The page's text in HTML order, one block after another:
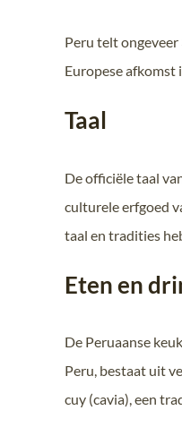
Peru telt
Europese afkomst
Taal
De officiële taal
culturele erfgoed
taal en tradities
Eten en
De Peruaanse
Peru, bestaat uit
cuy (cavia), een